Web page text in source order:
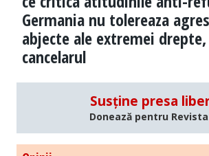
Germania nu tolereaza
abjecte ale extremei
cancelarul
Susține presa
Donează pentru